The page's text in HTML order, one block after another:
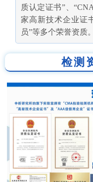
质认定证书”、
家高新技术企业证
员”等多个荣誉资质。
检测